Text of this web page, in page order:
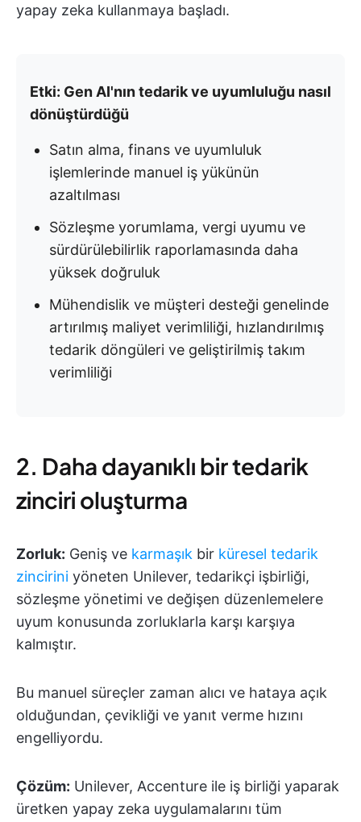
yapay zeka kullanmaya başladı.
Etki: Gen AI'nın tedarik ve uyumluluğu nasıl
dönüştürdüğü
Satın alma, finans ve uyumluluk
işlemlerinde manuel iş yükünün
azaltılması
Sözleşme yorumlama, vergi uyumu ve
sürdürülebilirlik raporlamasında daha
yüksek doğruluk
Mühendislik ve müşteri desteği genelinde
artırılmış maliyet verimliliği, hızlandırılmış
tedarik döngüleri ve geliştirilmiş takım
verimliliği
2. Daha dayanıklı bir tedarik
zinciri oluşturma
Zorluk: Geniş ve karmaşık bir küresel tedarik
zincirini yöneten Unilever, tedarikçi işbirliği,
sözleşme yönetimi ve değişen düzenlemelere
uyum konusunda zorluklarla karşı karşıya
kalmıştır.
Bu manuel süreçler zaman alıcı ve hataya açık
olduğundan, çevikliği ve yanıt verme hızını
engelliyordu.
Çözüm: Unilever, Accenture ile iş birliği yaparak
üretken yapay zeka uygulamalarını tüm